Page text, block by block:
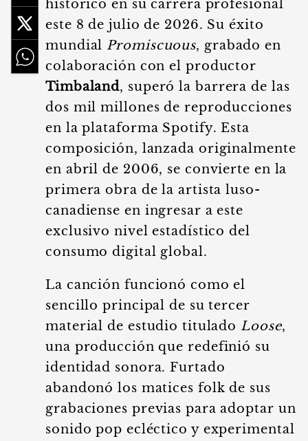
histórico en su carrera profesional
este 8 de julio de 2026. Su éxito
mundial Promiscuous, grabado en
colaboración con el productor
Timbaland, superó la barrera de las
dos mil millones de reproducciones
en la plataforma Spotify. Esta
composición, lanzada originalmente
en abril de 2006, se convierte en la
primera obra de la artista luso-
canadiense en ingresar a este
exclusivo nivel estadístico del
consumo digital global.
La canción funcionó como el
sencillo principal de su tercer
material de estudio titulado Loose,
una producción que redefinió su
identidad sonora. Furtado
abandonó los matices folk de sus
grabaciones previas para adoptar un
sonido pop ecléctico y experimental